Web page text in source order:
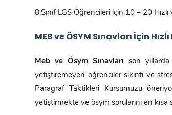
8.Sınıf LGS Öğrencileri için 10 – 20
MEB ve ÖSYM Sınavları İçin
Meb ve Ösym Sınavları son
yetiştiremeyen öğrenciler sıkıntı ve
Paragraf Taktikleri Kursumuzu
yetiştirmekte ve ösym sorularını en